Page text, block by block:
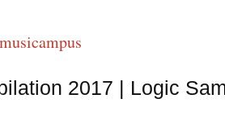
2017 | Logic